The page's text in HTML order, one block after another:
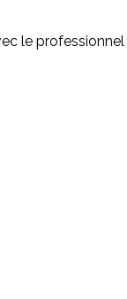
le